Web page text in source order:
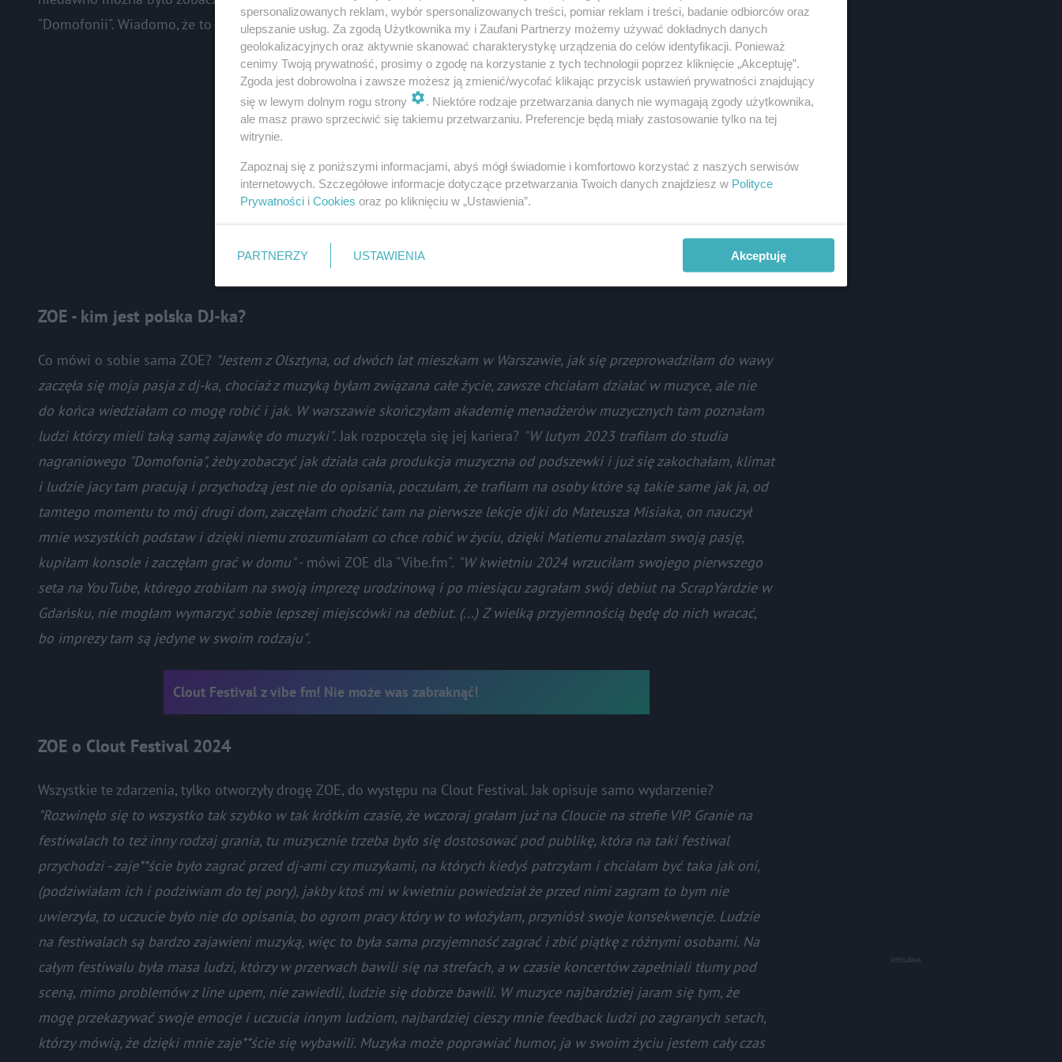
"Domofonii". Wiadomo, że to dopiero początek!
ZOE - kim jest polska DJ-ka?
Co mówi o sobie sama ZOE? "Jestem z Olsztyna, od dwóch lat mieszkam w Warszawie, jak się przeprowadziłam do wawy
zaczęła się moja pasja z dj-ka, chociaż z muzyką byłam związana całe życie, zawsze chciałam działać w muzyce, ale nie
do końca wiedziałam co mogę robić i jak. W warszawie skończyłam akademię menadżerów muzycznych tam poznałam
ludzi którzy mieli taką samą zajawkę do muzyki". Jak rozpoczęła się jej kariera? "W lutym 2023 trafiłam do studia
nagraniowego "Domofonia", żeby zobaczyć jak działa cała produkcja muzyczna od podszewki i już się zakochałam, klimat
i ludzie jacy tam pracują i przychodzą jest nie do opisania, poczułam, że trafiłam na osoby które są takie same jak ja, od
tamtego momentu to mój drugi dom, zaczęłam chodzić tam na pierwsze lekcje djki do Mateusza Misiaka, on nauczył
mnie wszystkich podstaw i dzięki niemu zrozumiałam co chce robić w życiu, dzięki Matiemu znalazłam swoją pasję,
kupiłam konsole i zaczęłam grać w domu"- mówi ZOE dla "Vibe.fm". "W kwietniu 2024 wrzuciłam swojego pierwszego
seta na YouTube, którego zrobiłam na swoją imprezę urodzinową i po miesiącu zagrałam swój debiut na ScrapYardzie w
Gdańsku, nie mogłam wymarzyć sobie lepszej miejscówki na debiut. (...) Z wielką przyjemnością będę do nich wracać,
bo imprezy tam są jedyne w swoim rodzaju".
Clout Festival z vibe fm! Nie może was zabraknąć!
ZOE o Clout Festival 2024
Wszystkie te zdarzenia, tylko otworzyły drogę ZOE, do występu na Clout Festival. Jak opisuje samo wydarzenie?
"Rozwinęło się to wszystko tak szybko w tak krótkim czasie, że wczoraj grałam już na Cloucie na strefie VIP. Granie na
festiwalach to też inny rodzaj grania, tu muzycznie trzeba było się dostosować pod publikę, która na taki festiwal
przychodzi - zaje**ście było zagrać przed dj-ami czy muzykami, na których kiedyś patrzyłam i chciałam być taka jak oni,
(podziwiałam ich i podziwiam do tej pory), jakby ktoś mi w kwietniu powiedział że przed nimi zagram to bym nie
uwierzyła, to uczucie było nie do opisania, bo ogrom pracy który w to włożyłam, przyniósł swoje konsekwencje. Ludzie
na festiwalach są bardzo zajawieni muzyką, więc to była sama przyjemność zagrać i zbić piątkę z różnymi osobami. Na
całym festiwalu była masa ludzi, którzy w przerwach bawili się na strefach, a w czasie koncertów zapełniali tłumy pod
sceną, mimo problemów z line upem, nie zawiedli, ludzie się dobrze bawili. W muzyce najbardziej jaram się tym, że
mogę przekazywać swoje emocje i uczucia innym ludziom, najbardziej cieszy mnie feedback ludzi po zagranych setach,
którzy mówią, że dzięki mnie zaje**ście się wybawili. Muzyka może poprawiać humor, ja w swoim życiu jestem cały czas
spersonalizowanych reklam, wybór spersonalizowanych treści, pomiar reklam i treści, badanie odbiorców oraz
ulepszanie usług. Za zgodą Użytkownika my i Zaufani Partnerzy możemy używać dokładnych danych
geolokalizacyjnych oraz aktywnie skanować charakterystykę urządzenia do celów identyfikacji. Ponieważ
cenimy Twoją prywatność, prosimy o zgodę na korzystanie z tych technologii poprzez kliknięcie „Akceptuję”.
Zgoda jest dobrowolna i zawsze możesz ją zmienić/wycofać klikając przycisk ustawień prywatności znajdujący
się w lewym dolnym rogu strony
. Niektóre rodzaje przetwarzania danych nie wymagają zgody użytkownika,
ale masz prawo sprzeciwić się takiemu przetwarzaniu. Preferencje będą miały zastosowanie tylko na tej
witrynie.
Zapoznaj się z poniższymi informacjami, abyś mógł świadomie i komfortowo korzystać z naszych serwisów
internetowych. Szczegółowe informacje dotyczące przetwarzania Twoich danych znajdziesz w Polityce
Prywatności i Cookies oraz po kliknięciu w „Ustawienia”.
PARTNERZY USTAWIENIA Akceptuję